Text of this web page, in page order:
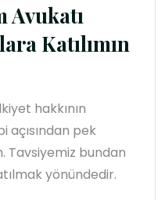
Avukatı
Katılımın
hakkının
açısından pek
Tavsiyemiz bundan
yönündedir.